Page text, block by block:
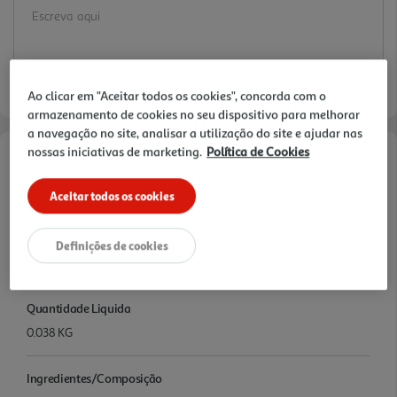
Facilidade e simplicidade na preparação de refeições saborosas,
sem precisar de receitas complexas ou ingredientes adicionais.
Características
Quantidade Liquida
0.038 KG
Ingredientes/Composição
Ao clicar em "Aceitar todos os cookies", concorda com o
armazenamento de cookies no seu dispositivo para melhorar
a navegação no site, analisar a utilização do site e ajudar nas
nossas iniciativas de marketing. Política de Cookies
Aceitar todos os cookies
Definições de cookies